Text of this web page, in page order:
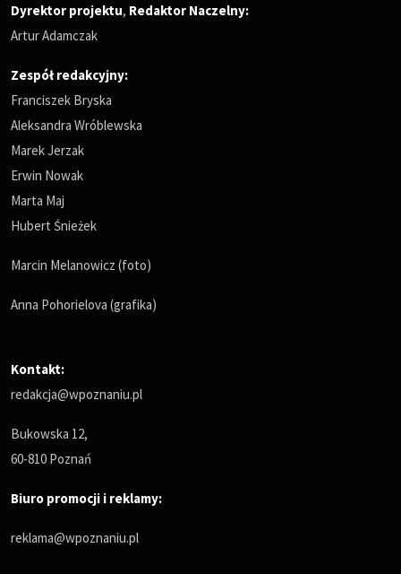
Dyrektor projektu, Redaktor Naczelny:
Artur Adamczak
Zespół redakcyjny:
Franciszek Bryska
Aleksandra Wróblewska
Marek Jerzak
Erwin Nowak
Marta Maj
Hubert Śnieżek
Marcin Melanowicz (foto)
Anna Pohorielova (grafika)
Kontakt:
redakcja@wpoznaniu.pl
Bukowska 12,
60-810 Poznań
Biuro promocji i reklamy:
reklama@wpoznaniu.pl